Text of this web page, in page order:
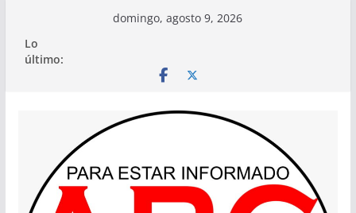
contenido
domingo, agosto 9, 2026
Lo
último: